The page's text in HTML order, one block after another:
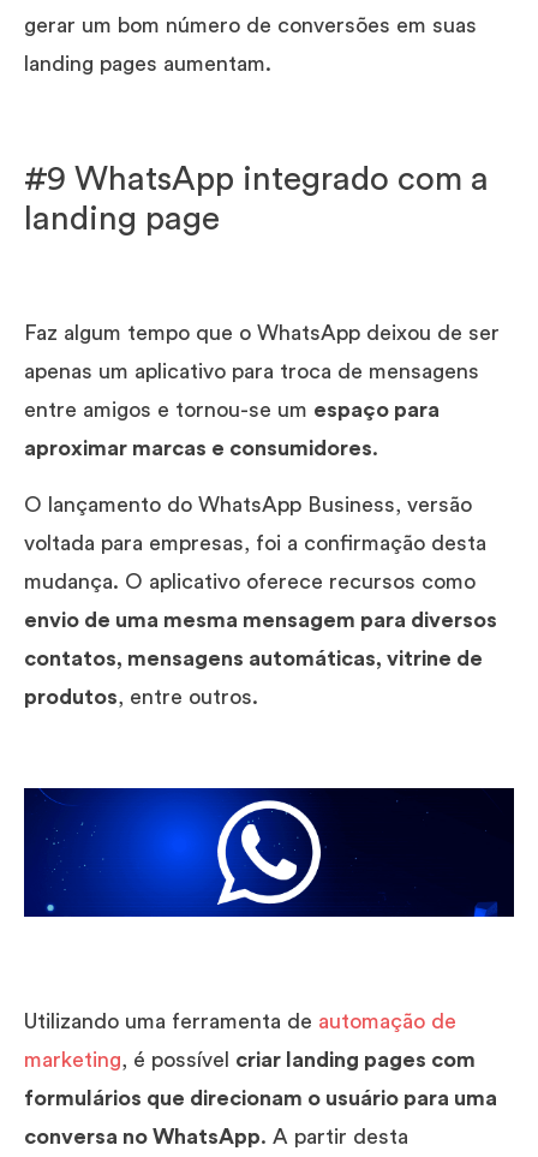
gerar um bom número de conversões em suas
landing pages aumentam.
#9 WhatsApp integrado com a
landing page
Faz algum tempo que o WhatsApp deixou de ser
apenas um aplicativo para troca de mensagens
entre amigos e tornou-se um espaço para
aproximar marcas e consumidores.
O lançamento do WhatsApp Business, versão
voltada para empresas, foi a confirmação desta
mudança. O aplicativo oferece recursos como
envio de uma mesma mensagem para diversos
contatos, mensagens automáticas, vitrine de
produtos, entre outros.
Utilizando uma ferramenta de automação de
marketing, é possível criar landing pages com
formulários que direcionam o usuário para uma
conversa no WhatsApp. A partir desta